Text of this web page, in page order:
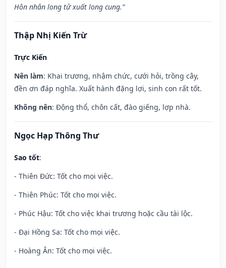
Hôn nhân long tử xuất long cung.”
Thập Nhị Kiến Trừ
Trực Kiến
Nên làm: Khai trương, nhậm chức, cưới hỏi, trồng cây,
đền ơn đáp nghĩa. Xuất hành đặng lợi, sinh con rất tốt.
Không nên: Động thổ, chôn cất, đào giếng, lợp nhà.
Ngọc Hạp Thông Thư
Sao tốt:
- Thiên Đức: Tốt cho mọi việc.
- Thiên Phúc: Tốt cho mọi việc.
- Phúc Hậu: Tốt cho việc khai trương hoặc cầu tài lộc.
- Đại Hồng Sa: Tốt cho mọi việc.
- Hoàng Ân: Tốt cho mọi việc.